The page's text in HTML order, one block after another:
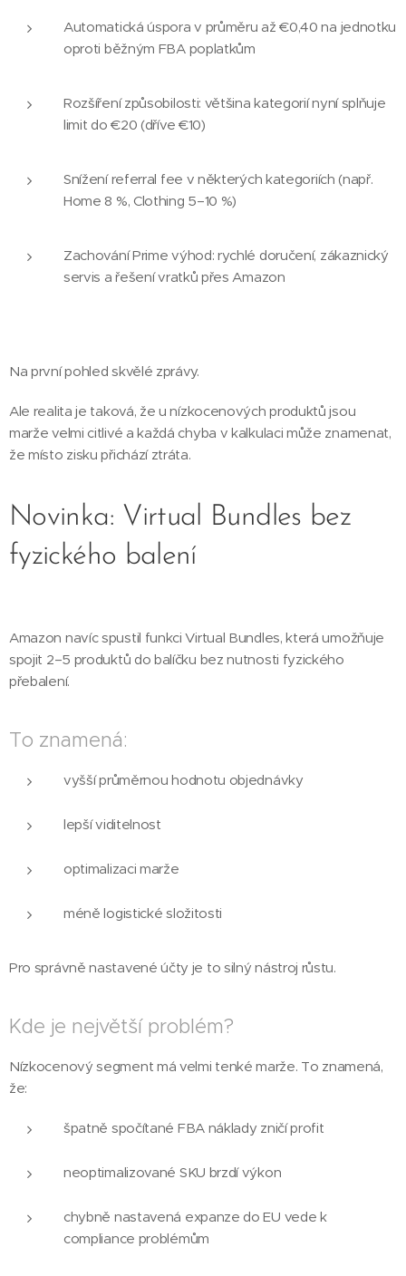
Automatická úspora v průměru až €0,40 na jednotku
oproti běžným FBA poplatkům
Rozšíření způsobilosti: většina kategorií nyní splňuje
limit do €20 (dříve €10)
Snížení referral fee v některých kategoriích (např.
Home 8 %, Clothing 5–10 %)
Zachování Prime výhod: rychlé doručení, zákaznický
servis a řešení vratků přes Amazon
Na první pohled skvělé zprávy.
Ale realita je taková, že u nízkocenových produktů jsou
marže velmi citlivé a každá chyba v kalkulaci může znamenat,
že místo zisku přichází ztráta.
Novinka: Virtual Bundles bez
fyzického balení
Amazon navíc spustil funkci Virtual Bundles, která umožňuje
spojit 2–5 produktů do balíčku bez nutnosti fyzického
přebalení.
To znamená:
vyšší průměrnou hodnotu objednávky
lepší viditelnost
optimalizaci marže
méně logistické složitosti
Pro správně nastavené účty je to silný nástroj růstu.
Kde je největší problém?
Nízkocenový segment má velmi tenké marže. To znamená,
že:
špatně spočítané FBA náklady zničí profit
neoptimalizované SKU brzdí výkon
chybně nastavená expanze do EU vede k
compliance problémům